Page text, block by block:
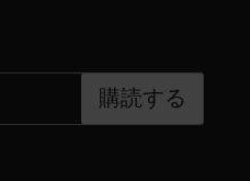
購読する